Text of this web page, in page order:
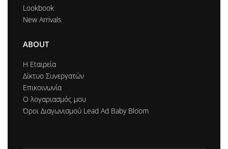
Lookbook
New Arrivals
ABOUT
Η Εtαιρεία
Δίκτυο Συνεργατών
Επικοινωνία
Ο λογαριασμός μου
Όροι Διαγωνισμού Lead Ad Baby Bloom